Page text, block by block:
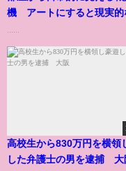
機 アートにすると現実的
高校生から830万円を横領
した弁護士の男を逮捕 大